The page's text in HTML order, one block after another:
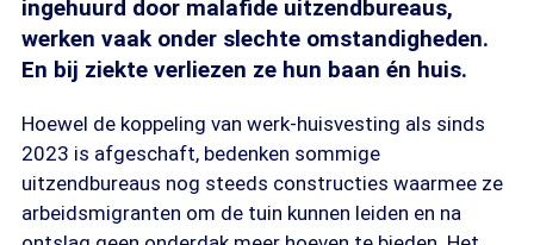
ingehuurd door malafide uitzendbureaus,
werken vaak onder slechte omstandigheden.
En bij ziekte verliezen ze hun baan én huis.
Hoewel de koppeling van werk-huisvesting als sinds
2023 is afgeschaft, bedenken sommige
uitzendbureaus nog steeds constructies waarmee ze
arbeidsmigranten om de tuin kunnen leiden en na